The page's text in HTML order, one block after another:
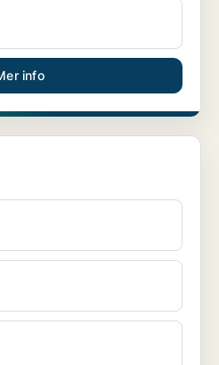
info